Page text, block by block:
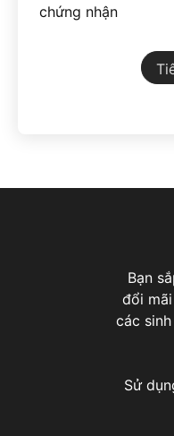
chứng nhận
Bạn
đổi
các
Sử